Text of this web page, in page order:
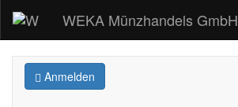
WEKA Münzhandels GmbH
Anmelden